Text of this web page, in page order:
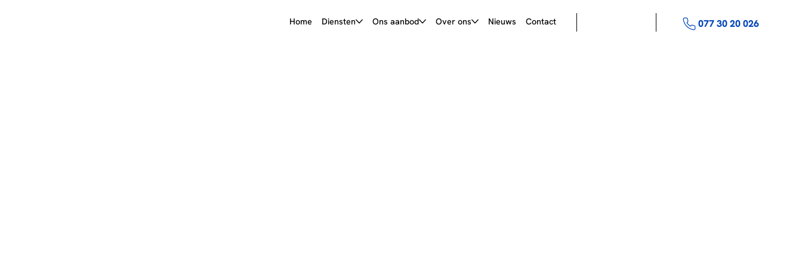
Home Diensten Ons aanbod Over ons Nieuws Contact